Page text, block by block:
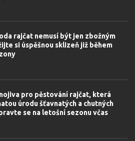
rajčat nemusí být jen zbožným
si úspěšnou sklizeň již během
pro pěstování rajčat, která
úrodu šťavnatých a chutných
se na letošní sezonu včas